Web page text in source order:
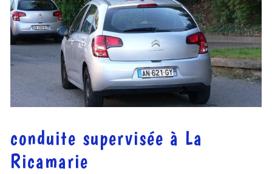
conduite supervisée à La
Ricamarie